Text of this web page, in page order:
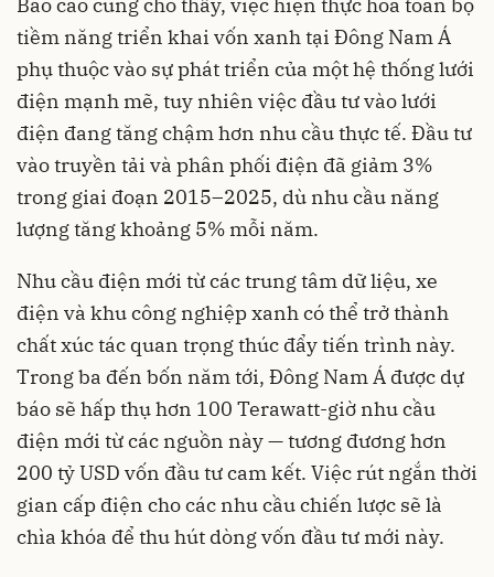
tiềm năng triển khai vốn xanh tại Đông Nam Á
phụ thuộc vào sự phát triển của một hệ thống lưới
điện mạnh mẽ, tuy nhiên việc đầu tư vào lưới
điện đang tăng chậm hơn nhu cầu thực tế. Đầu tư
vào truyền tải và phân phối điện đã giảm 3%
trong giai đoạn 2015–2025, dù nhu cầu năng
lượng tăng khoảng 5% mỗi năm.
Nhu cầu điện mới từ các trung tâm dữ liệu, xe
điện và khu công nghiệp xanh có thể trở thành
chất xúc tác quan trọng thúc đẩy tiến trình này.
Trong ba đến bốn năm tới, Đông Nam Á được dự
báo sẽ hấp thụ hơn 100 Terawatt-giờ nhu cầu
điện mới từ các nguồn này — tương đương hơn
200 tỷ USD vốn đầu tư cam kết. Việc rút ngắn thời
gian cấp điện cho các nhu cầu chiến lược sẽ là
chìa khóa để thu hút dòng vốn đầu tư mới này.